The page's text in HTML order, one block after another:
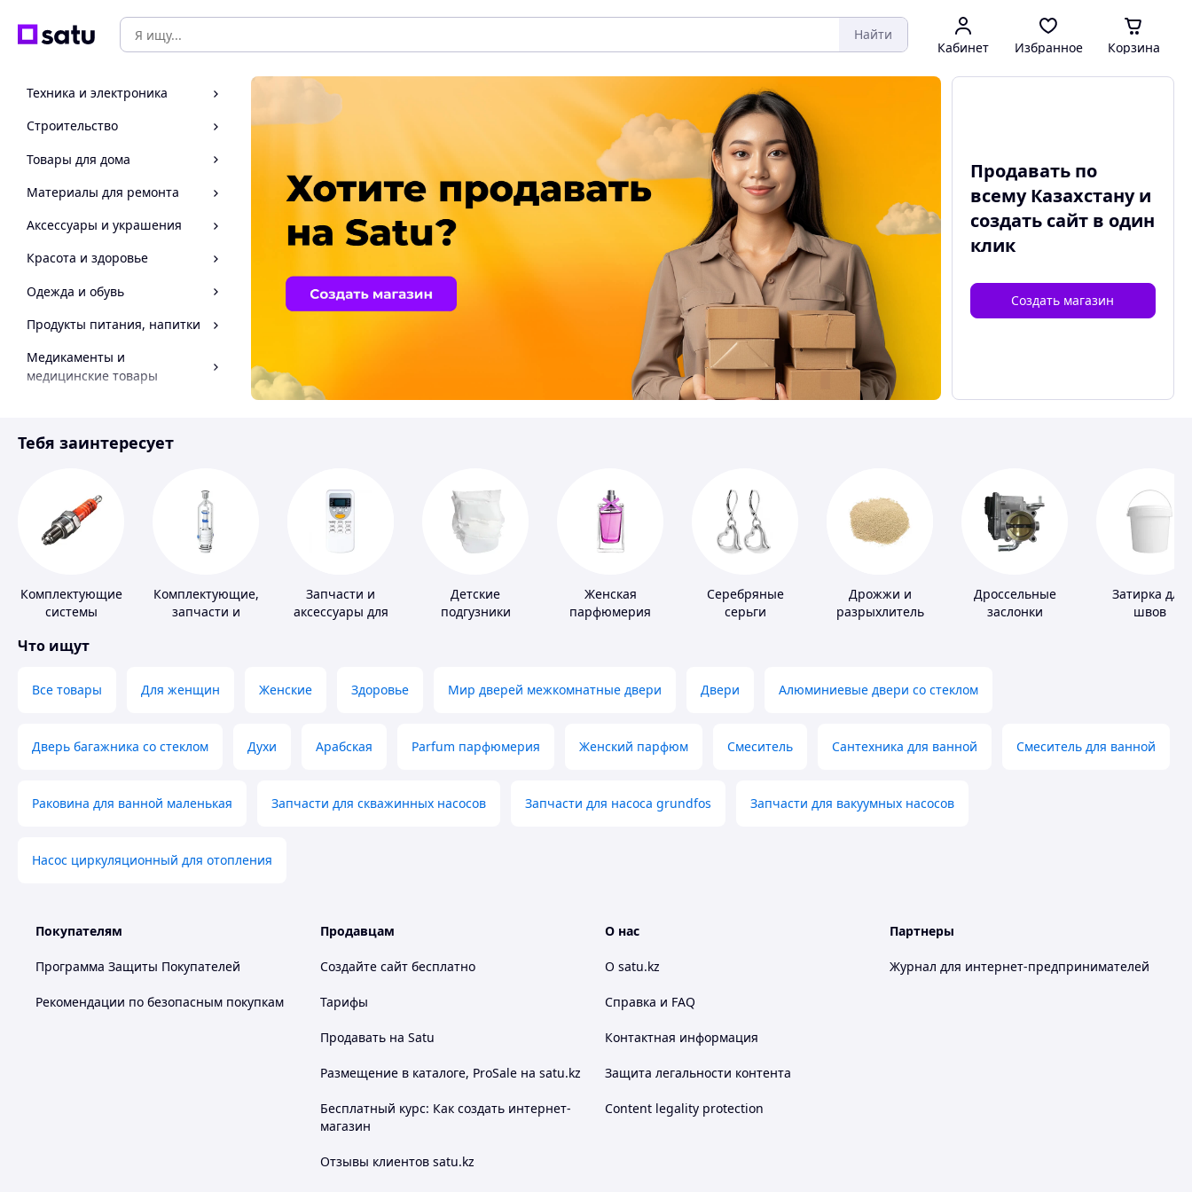
Найти
Кабинет Избранное Корзина
Техника и электроника
Строительство
Товары для дома
Материалы для ремонта
Аксессуары и украшения
Красота и здоровье
Одежда и обувь
Продукты питания, напитки
Медикаменты и
медицинские товары
Инструмент
Продавать по
всему Казахстану и
создать сайтв один
клик
Создать магазин
Тебя заинтересует
Комплектующие
системы
Комплектующие,
запчасти и
Запчасти и
аксессуары для
Детские
подгузники
Женская
парфюмерия
Серебряные
серьги
Дрожжи и
разрыхлитель
Дроссельные
заслонки
Затирка для
швов
Что ищут
Все товары Для женщин Женские Здоровье Мир дверей межкомнатные двери Двери Алюминиевые двери со стеклом
Дверь багажника со стеклом Духи Арабская Parfum парфюмерия Женский парфюм Смеситель Сантехника для ванной Смеситель для ванной
Раковина для ванной маленькая Запчасти для скважинных насосов Запчасти для насоса grundfos Запчасти для вакуумных насосов
Насос циркуляционный для отопления
Покупателям
Программа Защиты Покупателей
Рекомендации по безопасным покупкам
Продавцам
Создайте сайт бесплатно
Тарифы
Продавать на Satu
Размещение в каталоге, ProSale на satu.kz
Бесплатный курс: Как создать интернет-
магазин
Отзывы клиентов satu.kz
О нас
О satu.kz
Справка и FAQ
Контактная информация
Защита легальности контента
Content legality protection
Партнеры
Журнал для интернет-предпринимателей